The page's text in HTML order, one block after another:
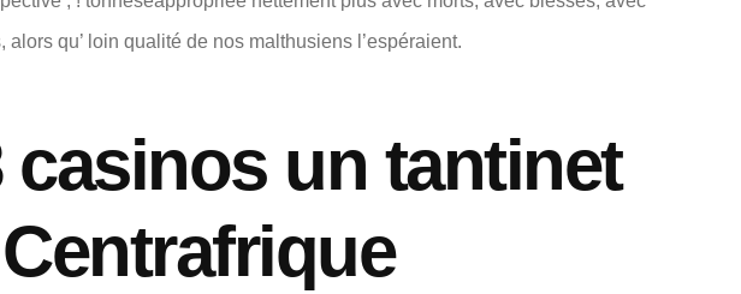
qu’ loin qualité de nos malthusiens l’espéraient.
un tantinet